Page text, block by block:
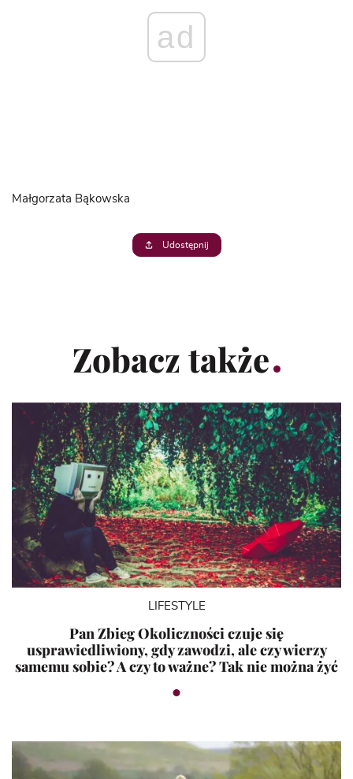
ad
Małgorzata Bąkowska
Udostępnij
Zobacz także
LIFESTYLE
Pan Zbieg Okoliczności czuje się
usprawiedliwiony, gdy zawodzi, ale czy wierzy
samemu sobie? A czy to ważne? Tak nie można żyć